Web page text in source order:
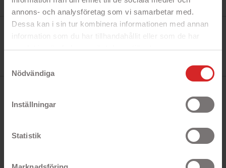
annons- och analysföretag som vi samarbetar med.
Dessa kan i sin tur kombinera informationen med annan
information som du har tillhandahållit eller som de har
samlat in när du har använt deras tjänster.
Nödvändiga
Inställningar
Statistik
Tillverkare:
Topmedia
30W-UC02WAH
1.8 meters USB-C-kabel.
mobiltelefoner och surfplattor som Samsung,